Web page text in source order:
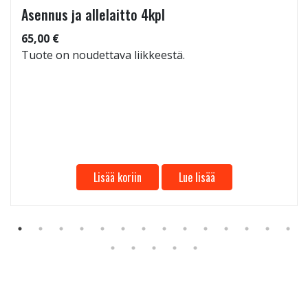
Asennus ja allelaitto 4kpl
65,00 €
Tuote on noudettava liikkeestä.
Lisää koriin Lue lisää